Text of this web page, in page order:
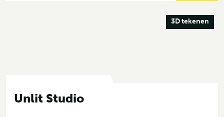
3D tekenen
Unlit Studio